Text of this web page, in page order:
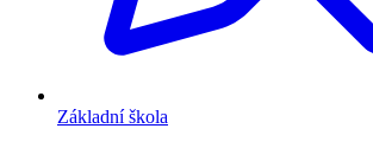
Základní škola